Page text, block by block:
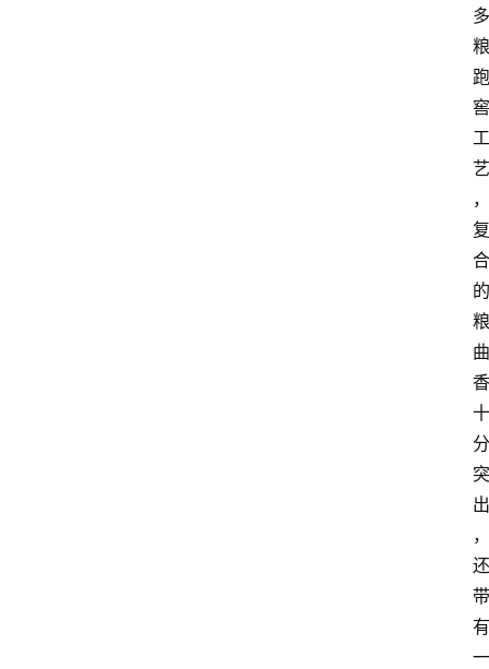
多
粮
跑
窖
工
艺
，
复
合
的
粮
曲
香
十
分
突
出
，
还
带
有
一